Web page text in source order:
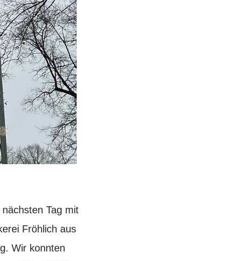
Tag mit
Fröhlich aus
Wir konnten